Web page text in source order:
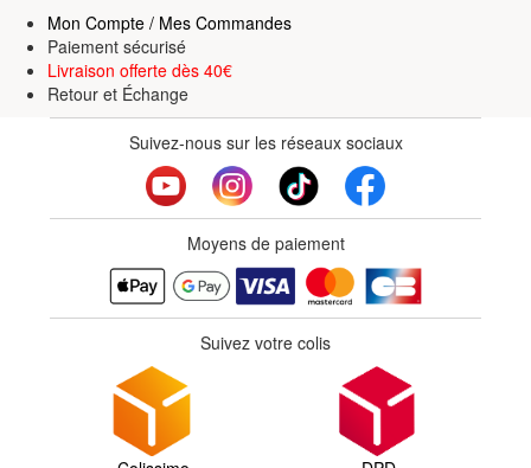
Mon Compte / Mes Commandes
Paiement sécurisé
Livraison offerte dès 40€
Retour et Échange
Suivez-nous sur les réseaux sociaux
Moyens de paiement
Suivez votre colis